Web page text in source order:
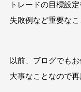
トレードの目標設定
失敗例など重要な
以前、ブログでもお
大事なことなので再